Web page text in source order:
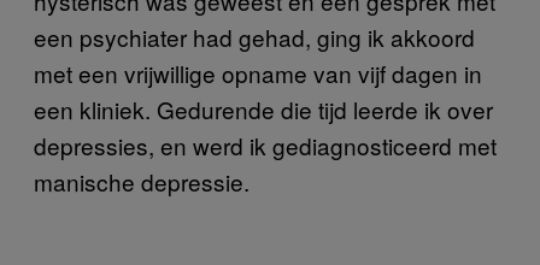
een psychiater had gehad, ging ik akkoord
met een vrijwillige opname van vijf dagen in
een kliniek. Gedurende die tijd leerde ik over
depressies, en werd ik gediagnosticeerd met
manische depressie.